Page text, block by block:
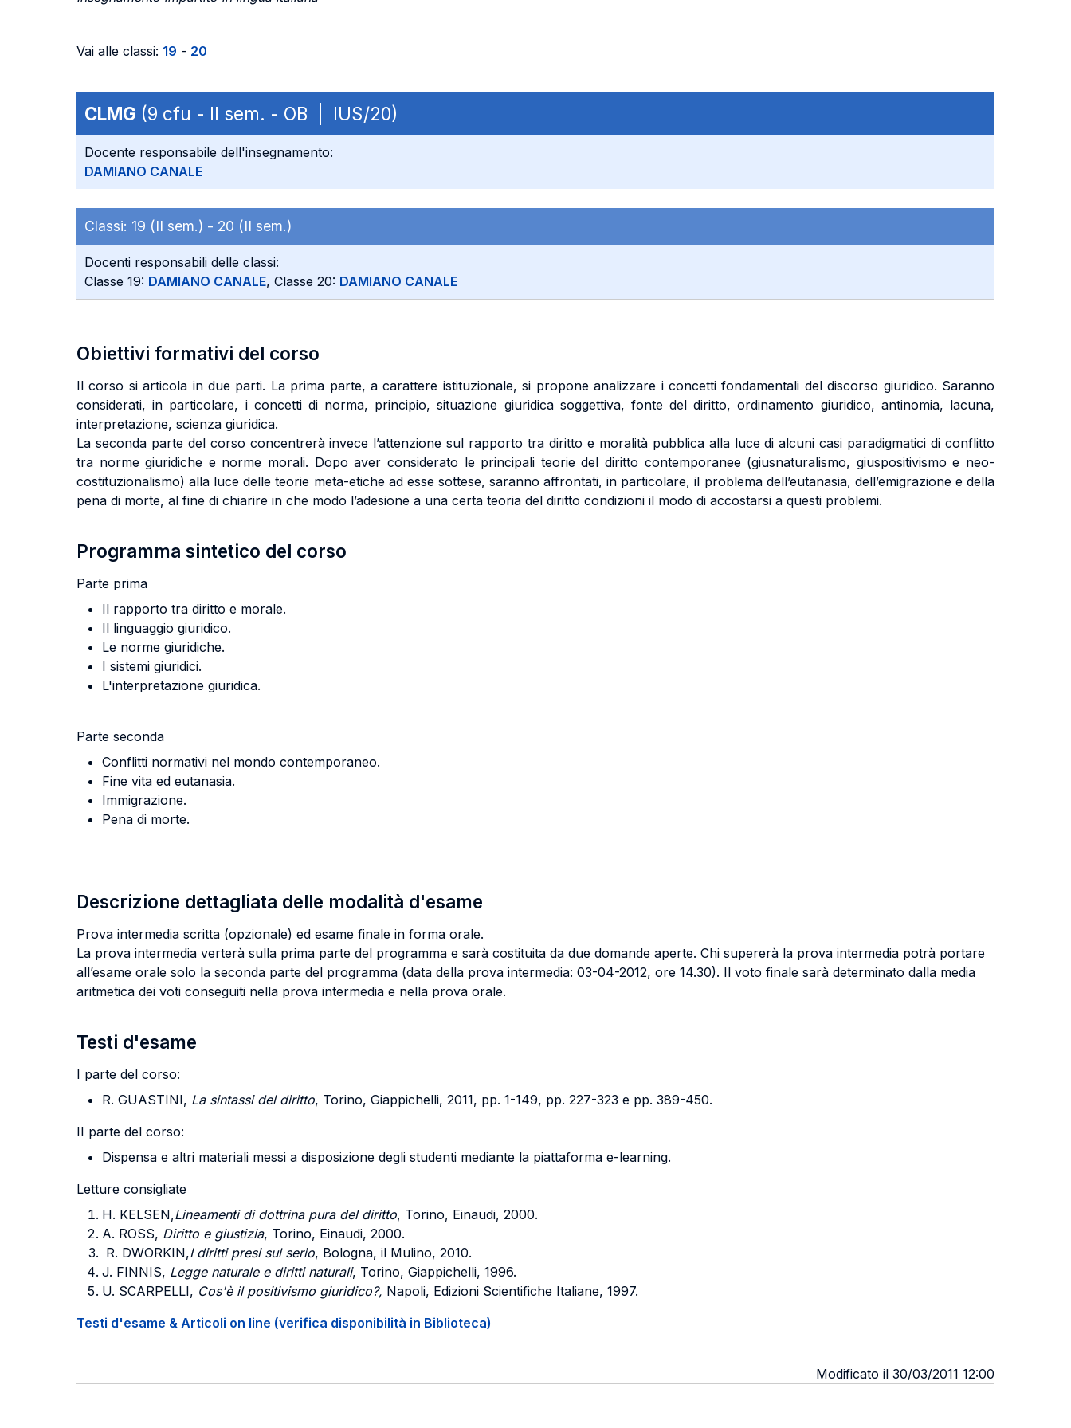
Vai alle classi: 19 - 20
CLMG (9 cfu - II sem. - OB | IUS/20)
Docente responsabile dell'insegnamento:
DAMIANO CANALE
Classi: 19 (II sem.) - 20 (II sem.)
Docenti responsabili delle classi:
Classe 19: DAMIANO CANALE, Classe 20: DAMIANO CANALE
Obiettivi formativi del corso
Il corso si articola in due parti. La prima parte, a carattere istituzionale, si propone analizzare i concetti fondamentali del discorso giuridico. Saranno
considerati, in particolare, i concetti di norma, principio, situazione giuridica soggettiva, fonte del diritto, ordinamento giuridico, antinomia, lacuna,
interpretazione, scienza giuridica.
La seconda parte del corso concentrerà invece l’attenzione sul rapporto tra diritto e moralità pubblica alla luce di alcuni casi paradigmatici di conflitto
tra norme giuridiche e norme morali. Dopo aver considerato le principali teorie del diritto contemporanee (giusnaturalismo, giuspositivismo e neo-
costituzionalismo) alla luce delle teorie meta-etiche ad esse sottese, saranno affrontati, in particolare, il problema dell’eutanasia, dell’emigrazione e della
pena di morte, al fine di chiarire in che modo l’adesione a una certa teoria del diritto condizioni il modo di accostarsi a questi problemi.
Programma sintetico del corso
Parte prima
Il rapporto tra diritto e morale.
Il linguaggio giuridico.
Le norme giuridiche.
I sistemi giuridici.
L'interpretazione giuridica.
Parte seconda
Conflitti normativi nel mondo contemporaneo.
Fine vita ed eutanasia.
Immigrazione.
Pena di morte.
Descrizione dettagliata delle modalità d'esame
Prova intermedia scritta (opzionale) ed esame finale in forma orale.
La prova intermedia verterà sulla prima parte del programma e sarà costituita da due domande aperte. Chi supererà la prova intermedia potrà portare
all’esame orale solo la seconda parte del programma (data della prova intermedia: 03-04-2012, ore 14.30). Il voto finale sarà determinato dalla media
aritmetica dei voti conseguiti nella prova intermedia e nella prova orale.
Testi d'esame
I parte del corso:
R. GUASTINI, La sintassi del diritto, Torino, Giappichelli, 2011, pp. 1-149, pp. 227-323 e pp. 389-450.
II parte del corso:
Dispensa e altri materiali messi a disposizione degli studenti mediante la piattaforma e-learning.
Letture consigliate
H. KELSEN,Lineamenti di dottrina pura del diritto, Torino, Einaudi, 2000.
A. ROSS, Diritto e giustizia, Torino, Einaudi, 2000.
R. DWORKIN,I diritti presi sul serio, Bologna, il Mulino, 2010.
J. FINNIS, Legge naturale e diritti naturali, Torino, Giappichelli, 1996.
U. SCARPELLI, Cos'è il positivismo giuridico?, Napoli, Edizioni Scientifiche Italiane, 1997.
Testi d'esame & Articoli on line (verifica disponibilità in Biblioteca)
Modificato il 30/03/2011 12:00